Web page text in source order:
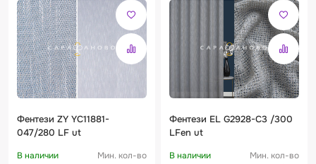
Фентези ZY YC11881-
047/280 LF ut
В наличии
Мин. кол-во
Фентези EL G2928-C3 /300
LFen ut
В наличии
Мин. кол-во